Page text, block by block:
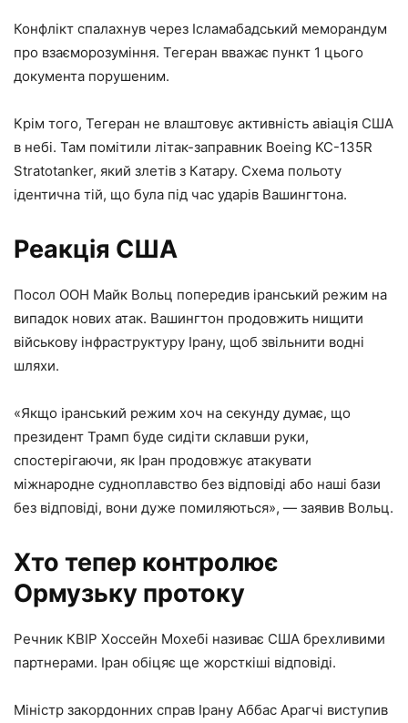
Конфлікт спалахнув через Ісламабадський меморандум
про взаєморозуміння. Тегеран вважає пункт 1 цього
документа порушеним.
Крім того, Тегеран не влаштовує активність авіація США
в небі. Там помітили літак-заправник Boeing KC-135R
Stratotanker, який злетів з Катару. Схема польоту
ідентична тій, що була під час ударів Вашингтона.
Реакція США
Посол ООН Майк Вольц попередив іранський режим на
випадок нових атак. Вашингтон продовжить нищити
військову інфраструктуру Ірану, щоб звільнити водні
шляхи.
«Якщо іранський режим хоч на секунду думає, що
президент Трамп буде сидіти склавши руки,
спостерігаючи, як Іран продовжує атакувати
міжнародне судноплавство без відповіді або наші бази
без відповіді, вони дуже помиляються», — заявив Вольц.
Хто тепер контролює
Ормузьку протоку
Речник КВІР Хоссейн Мохебі називає США брехливими
партнерами. Іран обіцяє ще жорсткіші відповіді.
Міністр закордонних справ Ірану Аббас Арагчі виступив